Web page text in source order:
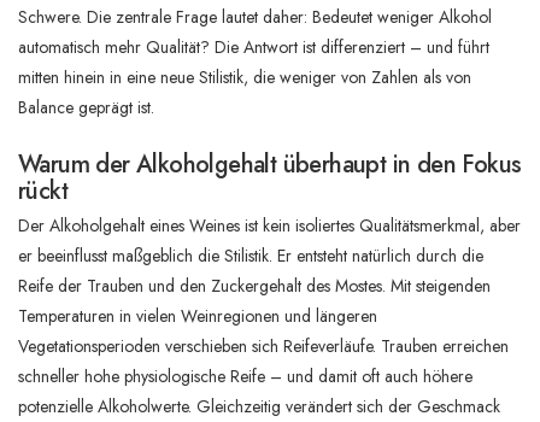
Schwere. Die zentrale Frage lautet daher: Bedeutet weniger Alkohol
automatisch mehr Qualität? Die Antwort ist differenziert – und führt
mitten hinein in eine neue Stilistik, die weniger von Zahlen als von
Balance geprägt ist.
Warum der Alkoholgehalt überhaupt in den Fokus
rückt
Der Alkoholgehalt eines Weines ist kein isoliertes Qualitätsmerkmal, aber
er beeinflusst maßgeblich die Stilistik. Er entsteht natürlich durch die
Reife der Trauben und den Zuckergehalt des Mostes. Mit steigenden
Temperaturen in vielen Weinregionen und längeren
Vegetationsperioden verschieben sich Reifeverläufe. Trauben erreichen
schneller hohe physiologische Reife – und damit oft auch höhere
potenzielle Alkoholwerte. Gleichzeitig verändert sich der Geschmack